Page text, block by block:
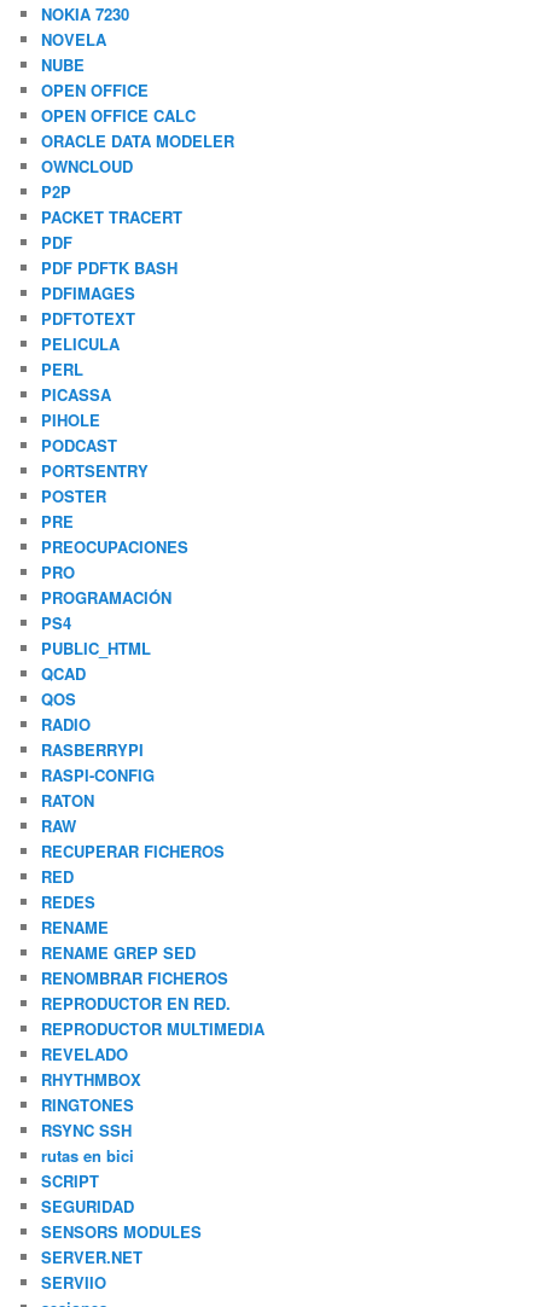
NOKIA 7230
NOVELA
NUBE
OPEN OFFICE
OPEN OFFICE CALC
ORACLE DATA MODELER
OWNCLOUD
P2P
PACKET TRACERT
PDF
PDF PDFTK BASH
PDFIMAGES
PDFTOTEXT
PELICULA
PERL
PICASSA
PIHOLE
PODCAST
PORTSENTRY
POSTER
PRE
PREOCUPACIONES
PRO
PROGRAMACIÓN
PS4
PUBLIC_HTML
QCAD
QOS
RADIO
RASBERRYPI
RASPI-CONFIG
RATON
RAW
RECUPERAR FICHEROS
RED
REDES
RENAME
RENAME GREP SED
RENOMBRAR FICHEROS
REPRODUCTOR EN RED.
REPRODUCTOR MULTIMEDIA
REVELADO
RHYTHMBOX
RINGTONES
RSYNC SSH
rutas en bici
SCRIPT
SEGURIDAD
SENSORS MODULES
SERVER.NET
SERVIIO